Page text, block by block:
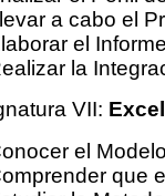
a cabo el
el
la
VII:
el
que